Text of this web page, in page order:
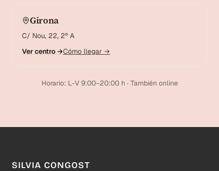
Girona
C/ Nou, 22, 2º A
Ver centro →Cómo llegar →
Horario: L-V 9:00–20:00 h · También online
SILVIA CONGOST